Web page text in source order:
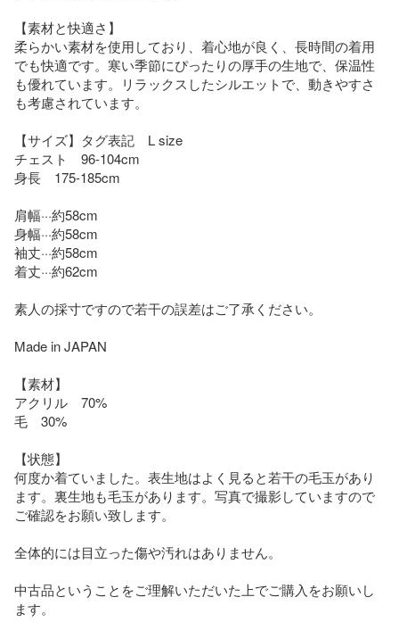
【素材と快適さ】
柔らかい素材を使用しており、着心地が良く、長時間の着用
でも快適です。寒い季節にぴったりの厚手の生地で、保温性
も優れています。リラックスしたシルエットで、動きやすさ
も考慮されています。
【サイズ】タグ表記　L size
チェスト　96-104cm
身長　175-185cm
肩幅···約58cm
身幅···約58cm
袖丈···約58cm
着丈···約62cm
素人の採寸ですので若干の誤差はご了承ください。
Made in JAPAN
【素材】
アクリル　70%
毛　30%
【状態】
何度か着ていました。表生地はよく見ると若干の毛玉があり
ます。裏生地も毛玉があります。写真で撮影していますので
ご確認をお願い致します。
全体的には目立った傷や汚れはありません。
中古品ということをご理解いただいた上でご購入をお願いし
ます。